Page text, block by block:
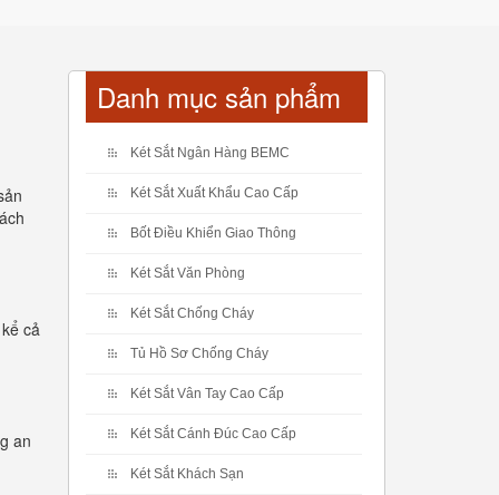
cả
an
Danh mục sản phẩm
Két Sắt Ngân Hàng BEMC
Két Sắt Xuất Khẩu Cao Cấp
Bốt Điều Khiển Giao Thông
Két Sắt Văn Phòng
Két Sắt Chống Cháy
Tủ Hồ Sơ Chống Cháy
Két Sắt Vân Tay Cao Cấp
Két Sắt Cánh Đúc Cao Cấp
Két Sắt Khách Sạn